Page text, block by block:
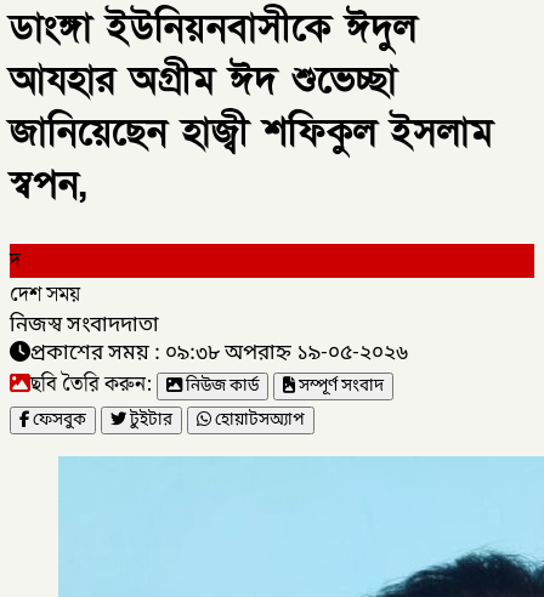
ডাংঙ্গা ইউনিয়নবাসীকে ঈদুল
আযহার অগ্ৰীম ঈদ শুভেচ্ছা
জানিয়েছেন হাজ্বী শফিকুল ইসলাম
স্বপন,
দ
দেশ সময়
নিজস্ব সংবাদদাতা
প্রকাশের সময় : ০৯:৩৮ অপরাহ্ন ১৯-০৫-২০২৬
ছবি তৈরি করুন: নিউজ কার্ড
সম্পূর্ণ সংবাদ
ফেসবুক
টুইটার হোয়াটসঅ্যাপ